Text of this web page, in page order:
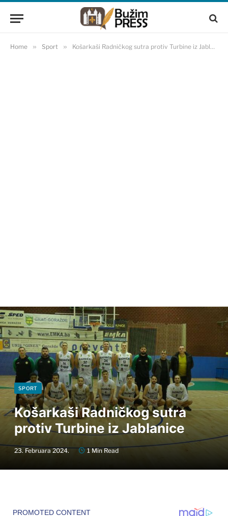
Home » Sport » Košarkaši Radničkog sutra protiv Turbine iz Jablanice
SPORT
Košarkaši Radničkog sutra
protiv Turbine iz Jablanice
23. Februara 2024. 1 Min Read